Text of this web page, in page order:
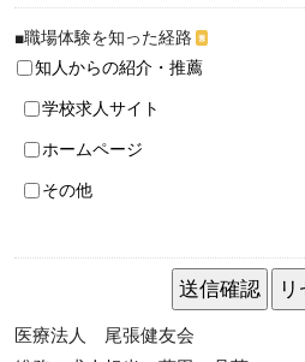
■職場体験を知った経路 ※
知人からの紹介・推薦
学校求人サイト
ホームページ
その他
医療法人 尾張健友会